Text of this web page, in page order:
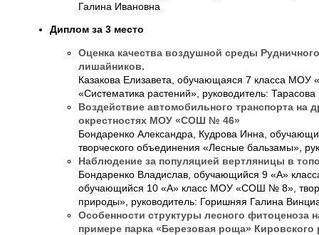
Галина Ивановна
Диплом за 3 место
Оценка качества воздушной среды
лишайников.
Казакова Елизавета, обучающаяся 7 класса
«Систематика растений», руководитель:
Воздействие автомобильного транспорта
окрестностях МОУ «СОШ № 46»
Бондаренко Александра, Кудрова Инна,
творческого объединения «Лесные бальзамы»,
Наблюдение за популяцией вертляницы в
Бондаренко Владислав, обучающийся 9 «А»
обучающийся 10 «А» класс МОУ «СОШ № 8»,
природы», руководитель: Горишняя Галина
Особенности структуры лесного фитоценоза
примере парка «Березовая роща» Кировского